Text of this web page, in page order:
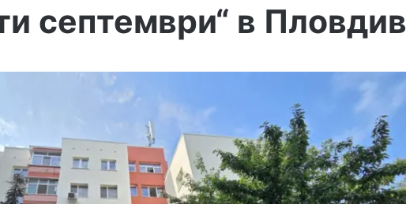
септември“ в Пловдив